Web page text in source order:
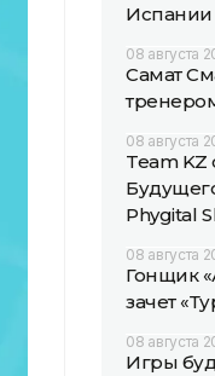
Испании
08 августа
Самат
08 августа
Team
Phygital
08 августа
Гонщик
зачет
08 августа
Игры